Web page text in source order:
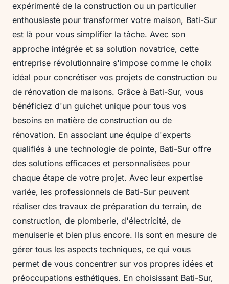
expérimenté de la construction ou un particulier
enthousiaste pour transformer votre maison, Bati-Sur
est là pour vous simplifier la tâche. Avec son
approche intégrée et sa solution novatrice, cette
entreprise révolutionnaire s'impose comme le choix
idéal pour concrétiser vos projets de construction ou
de rénovation de maisons. Grâce à Bati-Sur, vous
bénéficiez d'un guichet unique pour tous vos
besoins en matière de construction ou de
rénovation. En associant une équipe d'experts
qualifiés à une technologie de pointe, Bati-Sur offre
des solutions efficaces et personnalisées pour
chaque étape de votre projet. Avec leur expertise
variée, les professionnels de Bati-Sur peuvent
réaliser des travaux de préparation du terrain, de
construction, de plomberie, d'électricité, de
menuiserie et bien plus encore. Ils sont en mesure de
gérer tous les aspects techniques, ce qui vous
permet de vous concentrer sur vos propres idées et
préoccupations esthétiques. En choisissant Bati-Sur,